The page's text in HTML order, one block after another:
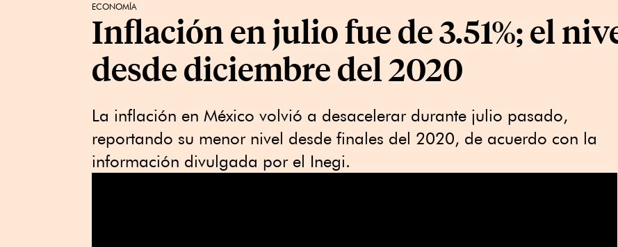
ECONOMÍA
Inflación en julio fue de 3.51%; el
desde diciembre del 2020
La inflación en México volvió a desacelerar durante julio pasado,
reportando su menor nivel desde finales del 2020, de acuerdo con la
información divulgada por el Inegi.